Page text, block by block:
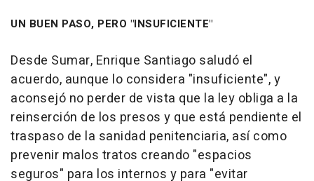
UN BUEN PASO, PERO "INSUFICIENTE"
Desde Sumar, Enrique Santiago saludó el
acuerdo, aunque lo considera "insuficiente", y
aconsejó no perder de vista que la ley obliga a la
reinserción de los presos y que está pendiente el
traspaso de la sanidad penitenciaria, así como
prevenir malos tratos creando "espacios
seguros" para los internos y para "evitar